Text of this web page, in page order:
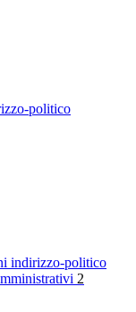
politico
indirizzo-politico
2